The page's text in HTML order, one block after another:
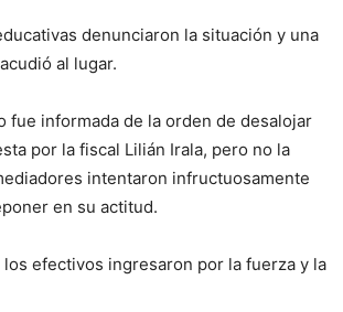
denunciaron la situación y una
al lugar.
fue informada de la orden de desalojar
por la fiscal Lilián Irala, pero no la
intentaron infructuosamente
en su actitud.
los efectivos ingresaron por la fuerza y la